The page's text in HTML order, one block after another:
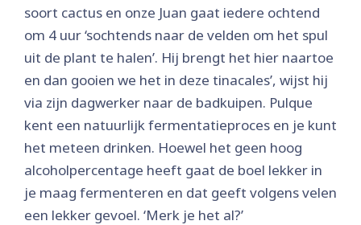
soort cactus en onze Juan gaat iedere ochtend
om 4 uur ‘sochtends naar de velden om het spul
uit de plant te halen’. Hij brengt het hier naartoe
en dan gooien we het in deze tinacales’, wijst hij
via zijn dagwerker naar de badkuipen. Pulque
kent een natuurlijk fermentatieproces en je kunt
het meteen drinken. Hoewel het geen hoog
alcoholpercentage heeft gaat de boel lekker in
je maag fermenteren en dat geeft volgens velen
een lekker gevoel. ‘Merk je het al?’